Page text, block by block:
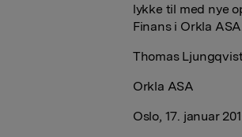
lykke til med nye
Finans i Orkla
Thomas
Orkla ASA
Oslo, 17. januar